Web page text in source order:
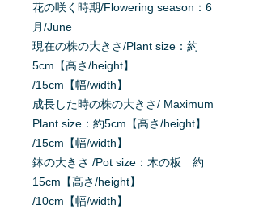
花の咲く時期/Flowering season：6
月/June
現在の株の大きさ/Plant size：約
5cm【高さ/height】
/15cm【幅/width】
成長した時の株の大きさ/ Maximum
Plant size：約5cm【高さ/height】
/15cm【幅/width】
鉢の大きさ /Pot size：木の板 約
15cm【高さ/height】
/10cm【幅/width】